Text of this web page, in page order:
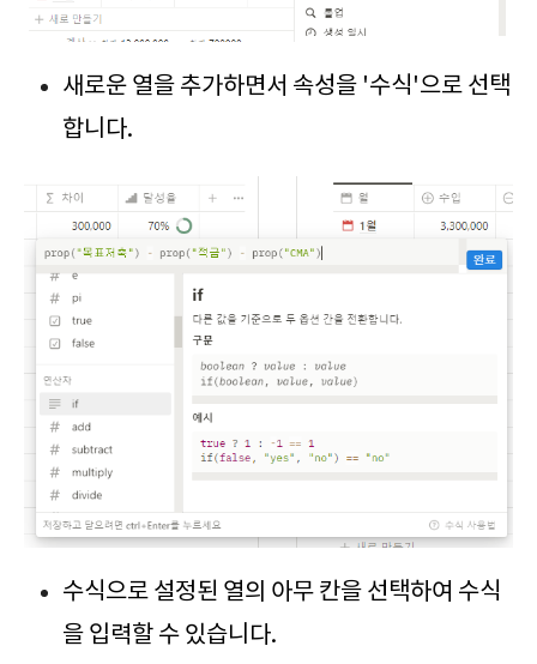
새로운 열을 추가하면서 속성을 '수식'으로 선택
합니다.
수식으로 설정된 열의 아무 칸을 선택하여 수식
을 입력할 수 있습니다.